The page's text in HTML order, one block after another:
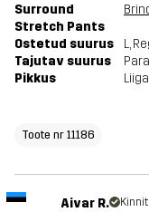
Surround
Stretch Pants
Ostetud suurus L,
Tajutav suurus
Pikkus
Toote nr 11186
Aivar R.